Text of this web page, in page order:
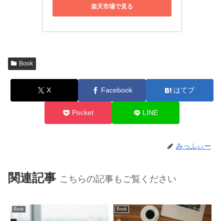
楽天市場で見る
Book
X Facebook はてブ
Pocket LINE
みっふぃー
関連記事 こちらの記事もご覧ください
Book Book